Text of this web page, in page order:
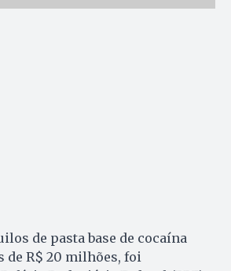
de pasta base de cocaína
de R$ 20 milhões, foi